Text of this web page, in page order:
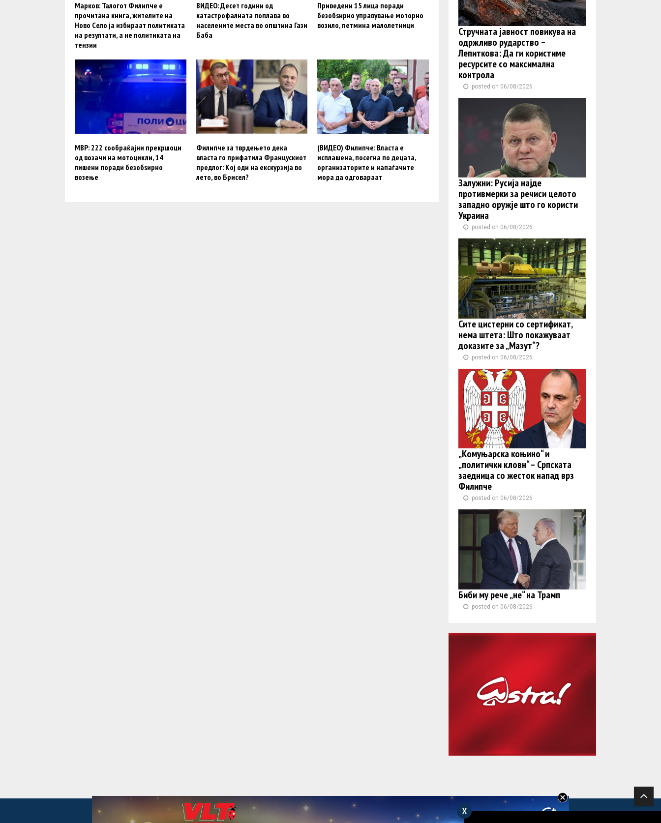
Марков: Талогот Филипче е
прочитана книга, жителите на
Ново Село ја избираат политиката
на резултати, а не политиката на
тензии
ВИДЕО: Десет години од
катастрофалната поплава во
населените места во општина Гази
Баба
Приведени 15 лица поради
безобѕирно управување моторно
возило, петмина малолетници
МВР: 222 сообраќајни прекршоци
од возачи на мотоцикли, 14
лишени поради безобѕирно
возење
Филипче за тврдењето дека
власта го прифатила Францускиот
предлог: Кој оди на екскурзија во
лето, во Брисел?
(ВИДЕО) Филипче: Власта е
исплашена, посегна по децата,
организаторите и напаѓачите
мора да одговараат
Стручната јавност повикува на
одржливо рударство –
Лепиткова: Да ги користиме
ресурсите со максимална
контрола
posted on 06/08/2026
Залужни: Русија најде
противмерки за речиси целото
западно оружје што го користи
Украина
posted on 06/08/2026
Сите цистерни со сертификат,
нема штета: Што покажуваат
доказите за „Мазут“?
posted on 06/08/2026
„Комуњарска коњино“ и
„политички кловн“ – Српската
заедница со жесток напад врз
Филипче
posted on 06/08/2026
Биби му рече „не“ на Трамп
posted on 06/08/2026
X